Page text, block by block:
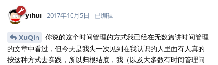
yihui 2017年10月5日 已编辑
XuQin
你说的这个时间管理的方式我已经在无数篇讲时间管理
的文章中看过，但今天是我头一次见到在我认识的人里面有人真的
按这种方式去实践，所以归根结底，我（以及大多数有时间管理问